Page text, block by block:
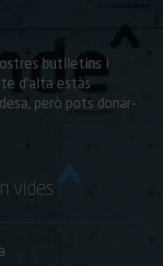
butlletins i
d’alta estàs
però pots donar-
vides